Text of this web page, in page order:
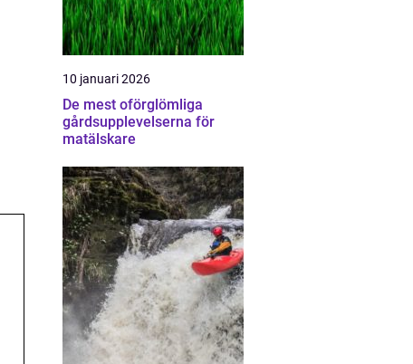
10 januari 2026
De mest oförglömliga
gårdsupplevelserna för
matälskare